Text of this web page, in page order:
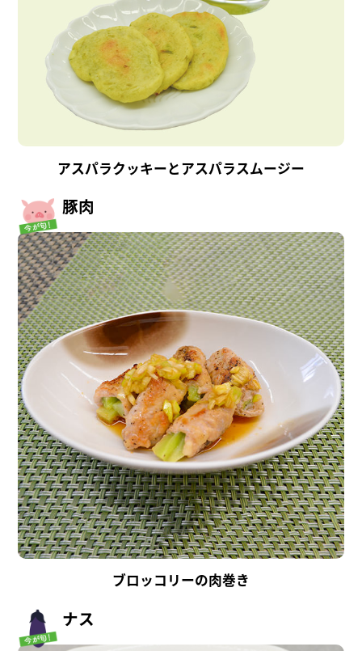
アスパラクッキーとアスパラスムージー
豚肉
ブロッコリーの肉巻き
ナス